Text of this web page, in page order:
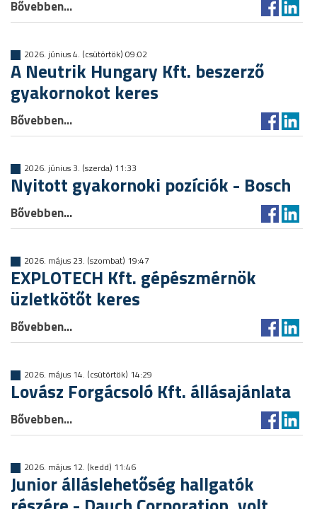
Bővebben...
2026. június 4. (csütörtök) 09:02
A Neutrik Hungary Kft. beszerző
gyakornokot keres
Bővebben...
2026. június 3. (szerda) 11:33
Nyitott gyakornoki pozíciók - Bosch
Bővebben...
2026. május 23. (szombat) 19:47
EXPLOTECH Kft. gépészmérnök
üzletkötőt keres
Bővebben...
2026. május 14. (csütörtök) 14:29
Lovász Forgácsoló Kft. állásajánlata
Bővebben...
2026. május 12. (kedd) 11:46
Junior álláslehetőség hallgatók